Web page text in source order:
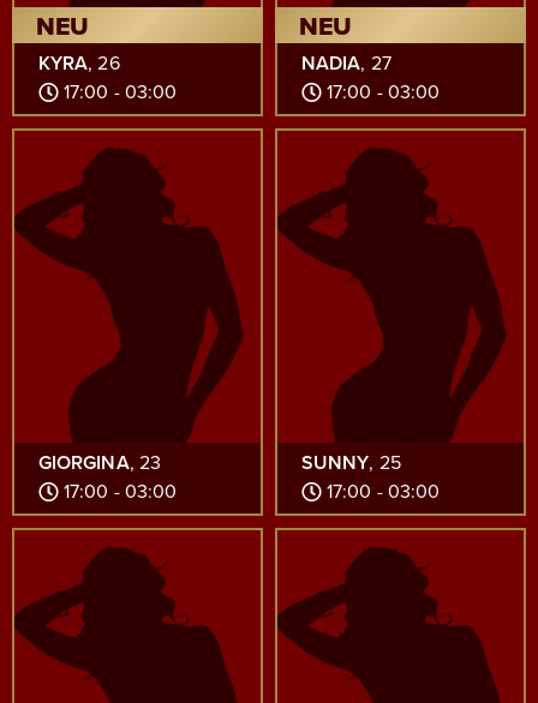
NEU
KYRA, 26
17:00 - 03:00
NEU
NADIA, 27
17:00 - 03:00
GIORGINA, 23
17:00 - 03:00
SUNNY, 25
17:00 - 03:00